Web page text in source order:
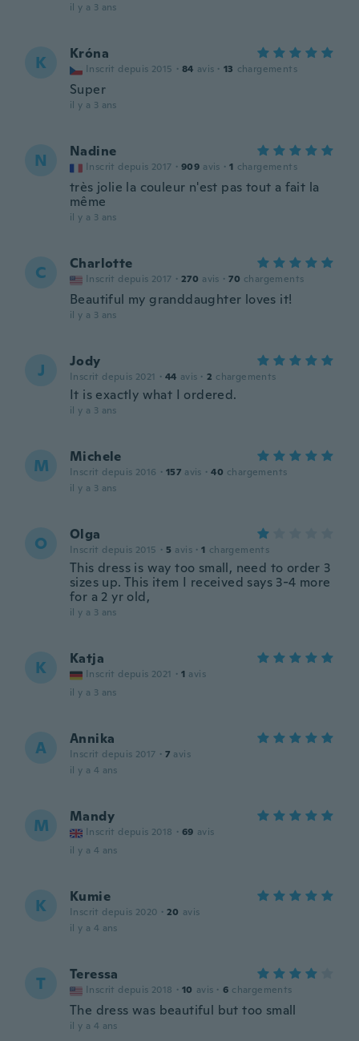
il y a 3 ans
K Króna
Inscrit depuis 2015 · 84 avis · 13 chargements
Super
il y a 3 ans
N Nadine
Inscrit depuis 2017 · 909 avis · 1 chargements
très jolie la couleur n'est pas tout a fait la
même
il y a 3 ans
C Charlotte
Inscrit depuis 2017 · 270 avis · 70 chargements
Beautiful my granddaughter loves it!
il y a 3 ans
J Jody
Inscrit depuis 2021 · 44 avis · 2 chargements
It is exactly what I ordered.
il y a 3 ans
M Michele
Inscrit depuis 2016 · 157 avis · 40 chargements
il y a 3 ans
O Olga
Inscrit depuis 2015 · 5 avis · 1 chargements
This dress is way too small, need to order 3
sizes up. This item I received says 3-4 more
for a 2 yr old,
il y a 3 ans
K Katja
Inscrit depuis 2021 · 1 avis
il y a 3 ans
A Annika
Inscrit depuis 2017 · 7 avis
il y a 4 ans
M Mandy
Inscrit depuis 2018 · 69 avis
il y a 4 ans
K Kumie
Inscrit depuis 2020 · 20 avis
il y a 4 ans
T Teressa
Inscrit depuis 2018 · 10 avis · 6 chargements
The dress was beautiful but too small
il y a 4 ans